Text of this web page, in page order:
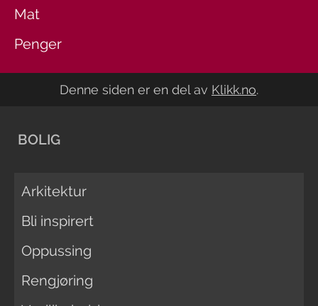
Mat
Penger
Denne siden er en del av Klikk.no.
BOLIG
Arkitektur
Bli inspirert
Oppussing
Rengjøring